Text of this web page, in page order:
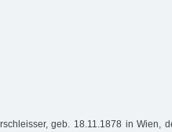
geb. 18.11.1878 in Wien,